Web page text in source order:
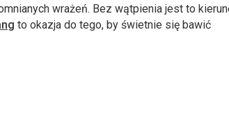
wrażeń. Bez wątpienia jest to
to okazja do tego, by świetnie się bawić